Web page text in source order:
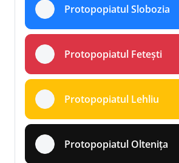
Protopopiatul Slobozia
Protopopiatul Fetești
Protopopiatul Lehliu
Protopopiatul Oltenița